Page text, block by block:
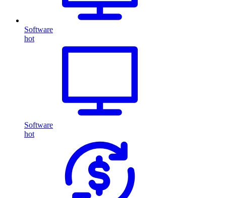
Software
hot
Software
hot